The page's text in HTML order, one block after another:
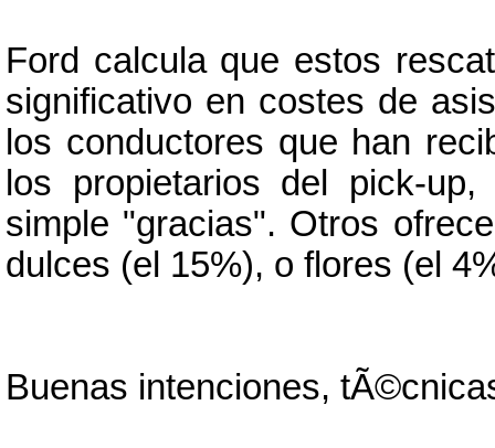
Ford calcula que estos
significativo en costes de
los conductores que han
los propietarios del pick-
simple "gracias". Otros
dulces (el 15%), o flores (el
Buenas intenciones,